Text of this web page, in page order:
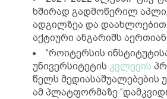
ხშირად გადმოწერილ
ადგილზეა და
აქტიური ანგარიშს
“როიტერსის
უნივერსიტეტის კვლევის
წელს მედიასაშუალებების
ამ პლატფორმაზე